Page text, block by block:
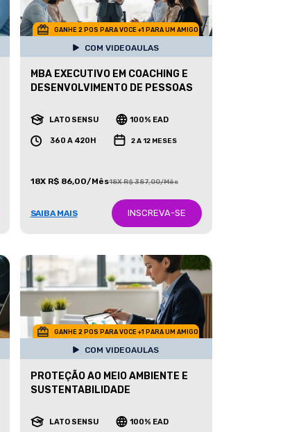
GANHE 2 POS PARA VOCE +1 PARA UM AMIGO
COM VIDEOAULAS
MBA EXECUTIVO EM COACHING E
DESENVOLVIMENTO DE PESSOAS
LATO SENSU 100% EAD
360 A 420H 2 A 12 MESES
18X R$ 86,00/Mês18X R$ 387,00/Mês
SAIBA MAIS INSCREVA-SE
GANHE 2 POS PARA VOCE +1 PARA UM AMIGO
COM VIDEOAULAS
PROTEÇÃO AO MEIO AMBIENTE E
SUSTENTABILIDADE
LATO SENSU 100% EAD